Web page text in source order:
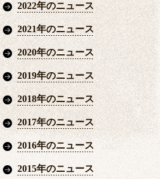
2022年のニュース
2021年のニュース
2020年のニュース
2019年のニュース
2018年のニュース
2017年のニュース
2016年のニュース
2015年のニュース